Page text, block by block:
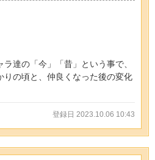
達の「今」「昔」という事で、
りの頃と、仲良くなった後の変化
登録日 2023.10.06 10:43